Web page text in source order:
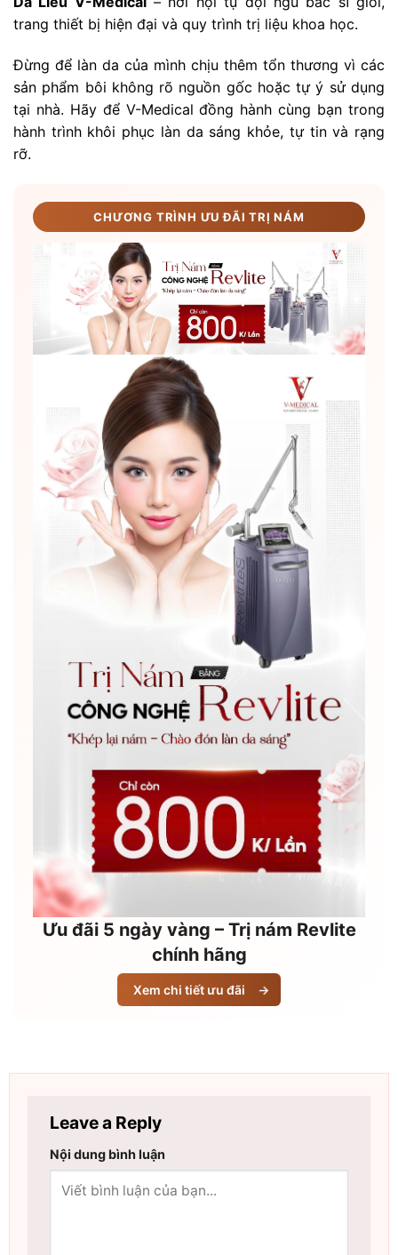
trang thiết bị hiện đại và quy trình trị liệu khoa học.
Đừng để làn da của mình chịu thêm tổn thương vì các
sản phẩm bôi không rõ nguồn gốc hoặc tự ý sử dụng
tại nhà. Hãy để V-Medical đồng hành cùng bạn trong
hành trình khôi phục làn da sáng khỏe, tự tin và rạng
rỡ.
CHƯƠNG TRÌNH ƯU ĐÃI TRỊ NÁM
Ưu đãi 5 ngày vàng – Trị nám Revlite
chính hãng
Xem chi tiết ưu đãi →
Leave a Reply
Nội dung bình luận